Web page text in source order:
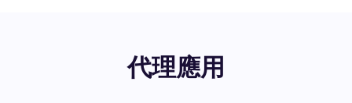
代理應用